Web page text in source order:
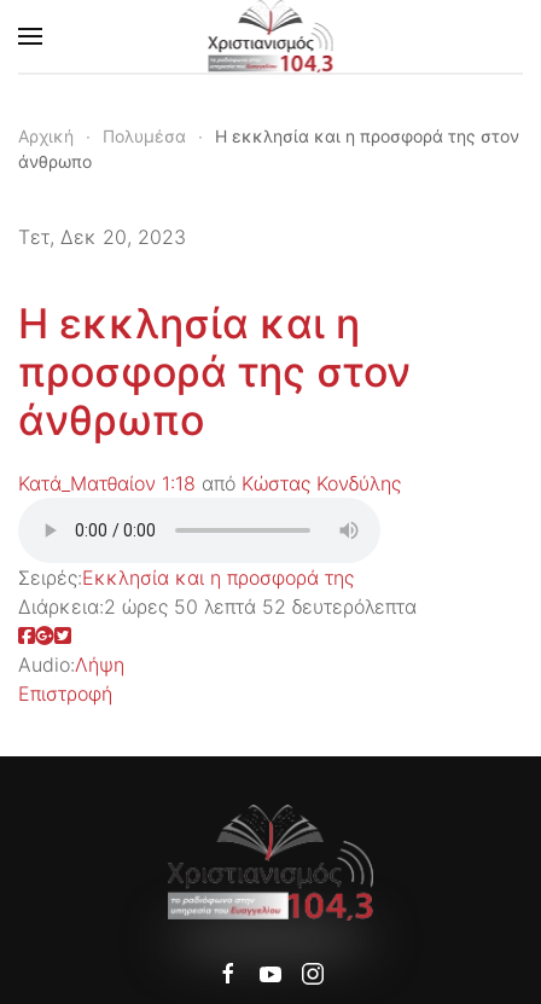
Skip to main content
Αρχική Πολυμέσα
Η εκκλησία και η προσφορά της στον
άνθρωπο
Τετ, Δεκ 20, 2023
Η εκκλησία και η
προσφορά της στον
άνθρωπο
Κατά_Ματθαίον 1:18 από Κώστας Κονδύλης
Σειρές:Εκκλησία και η προσφορά της
Διάρκεια:2 ώρες 50 λεπτά 52 δευτερόλεπτα
Audio:Λήψη
Επιστροφή